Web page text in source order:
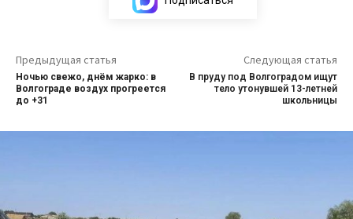
Предыдущая статья
Ночью свежо, днём жарко: в
Волгограде воздух прогреется
до +31
Следующая статья
В пруду под Волгоградом ищут
тело утонувшей 13-летней
школьницы